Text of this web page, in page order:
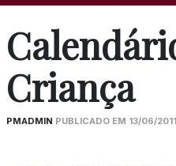
Criança
PMADMIN PUBLICADO EM 13/06/